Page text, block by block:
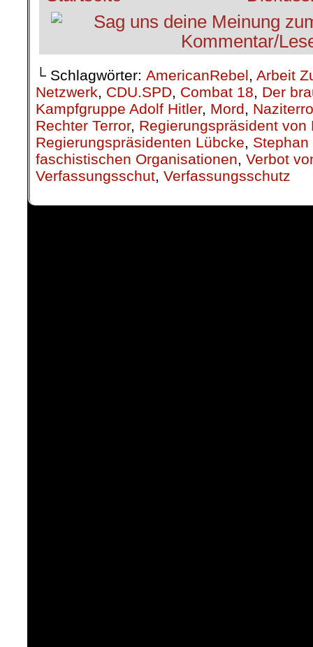
└ Schlagwörter: AmericanRebel, Arbeit
Netzwerk, CDU.SPD, Combat 18, Der
Kampfgruppe Adolf Hitler, Mord,
Rechter Terror, Regierungspräsident von
Regierungspräsidenten Lübcke, Stephan
faschistischen Organisationen, Verbot
Verfassungsschut, Verfassungsschutz